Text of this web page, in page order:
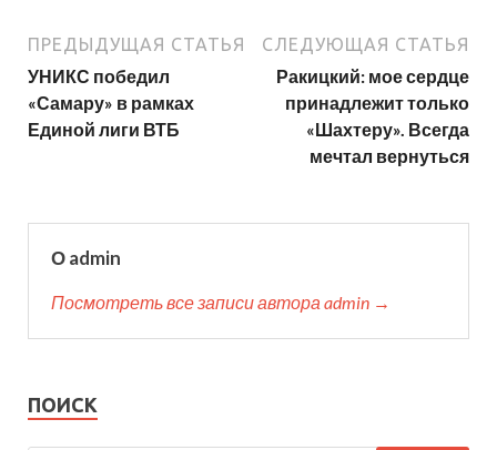
ПРЕДЫДУЩАЯ СТАТЬЯ
УНИКС победил
«Самару» в рамках
Единой лиги ВТБ
СЛЕДУЮЩАЯ СТАТЬЯ
Ракицкий: мое сердце
принадлежит только
«Шахтеру». Всегда
мечтал вернуться
О admin
Посмотреть все записи автора admin →
ПОИСК